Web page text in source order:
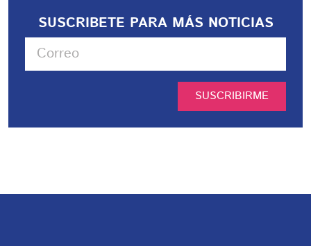
SUSCRIBETE PARA MÁS NOTICIAS
SUSCRIBIRME